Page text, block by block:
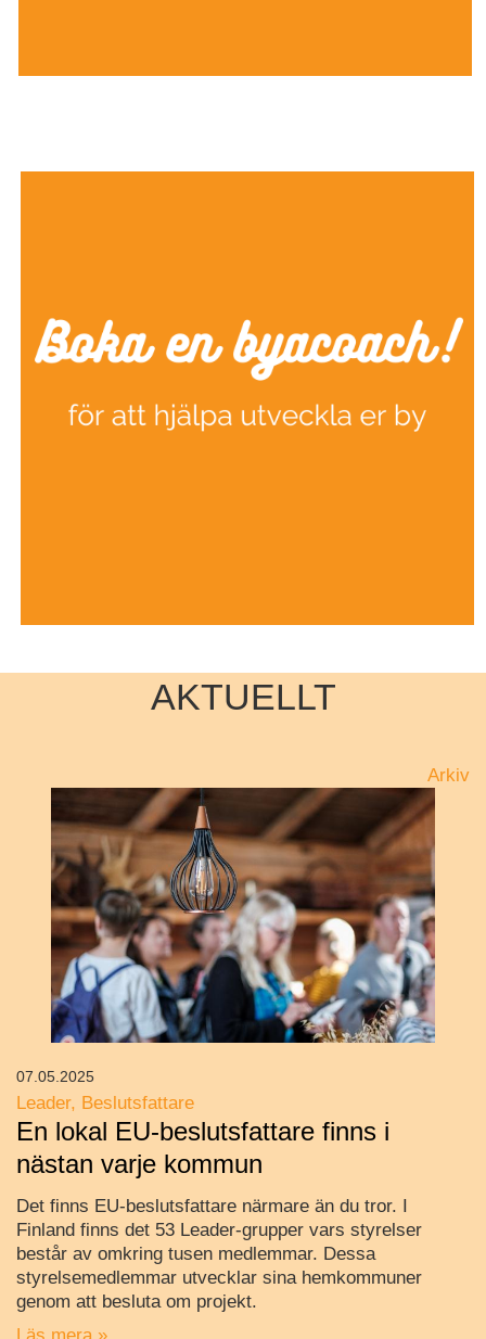
AKTUELLT
Arkiv
Leader Beslutsfattare
En lokal EU-beslutsfattare finns i
nästan varje kommun
Det finns EU-beslutsfattare närmare än du tror. I
Finland finns det 53 Leader-grupper vars styrelser
består av omkring tusen medlemmar. Dessa
styrelsemedlemmar utvecklar sina hemkommuner
genom att besluta om projekt.
07.05.2025